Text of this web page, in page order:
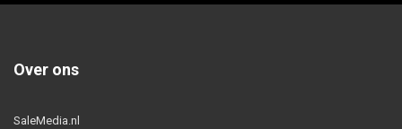
Over ons
SaleMedia.nl